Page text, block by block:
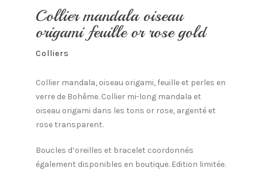
Collier mandala oiseau
origami feuille or rose gold
Colliers
Collier mandala, oiseau origami, feuille et perles en
verre de Bohême. Collier mi-long mandala et
oiseau origami dans les tons or rose, argenté et
rose transparent.
Boucles d’oreilles et bracelet coordonnés
également disponibles en boutique. Edition limitée.